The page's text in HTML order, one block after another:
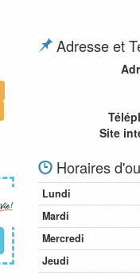
Adresse et
Site
Horaires
Lundi
Mardi
Mercredi
Jeudi